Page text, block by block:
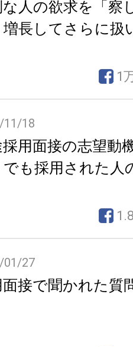
人の欲求を「察
増長してさらに扱
1
11/18
採用面接の志望動
でも採用された人
01/27
接で聞かれた質